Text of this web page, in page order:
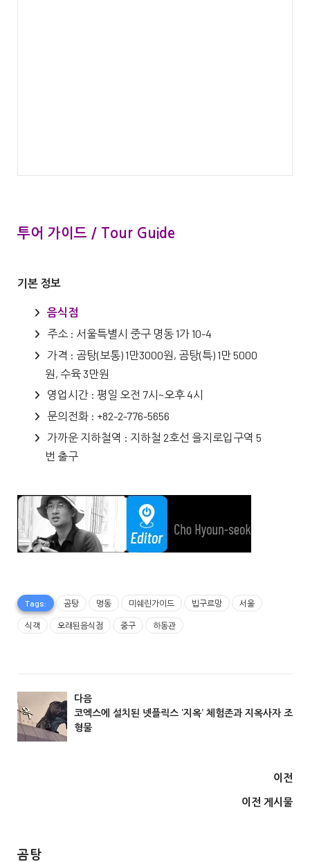
투어 가이드 / Tour Guide
기본 정보
음식점
주소 : 서울특별시 중구 명동 1가 10-4
가격 : 곰탕(보통) 1만3000원, 곰탕(특) 1만 5000
원, 수육 3만원
영업시간 : 평일 오전 7시~오후 4시
문의전화 : +82-2-776-5656
가까운 지하철역 : 지하철 2호선 을지로입구역 5
번 출구
Tags: 곰탕 명동 미쉐린가이드 빕구르망 서울
식객 오래된음식점 중구 하동관
다음
코엑스에 설치된 넷플릭스 ‘지옥’ 체험존과 지옥사자 조
형물
이전
이전 게시물
곰탕